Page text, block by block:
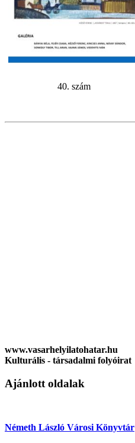
40. szám
www.vasarhelyilatohatar.hu
Kulturális - társadalmi folyóirat
Ajánlott oldalak
Németh László Városi Könyvtár